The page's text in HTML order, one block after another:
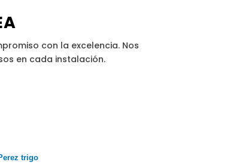
con la excelencia. Nos
en cada instalación.
trigo